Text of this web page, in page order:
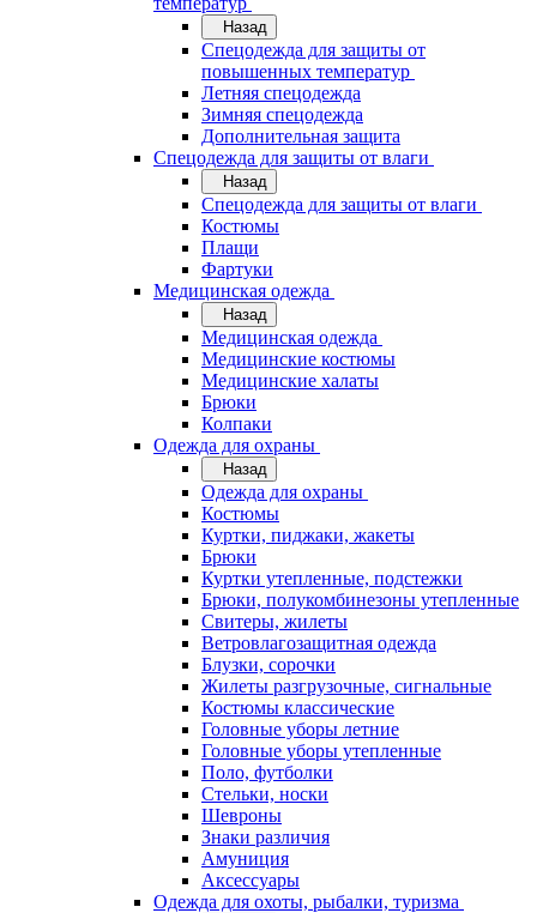
Назад
Спецодежда для защиты от
повышенных температур
Летняя спецодежда
Зимняя спецодежда
Дополнительная защита
Спецодежда для защиты от влаги
Назад
Спецодежда для защиты от влаги
Костюмы
Плащи
Фартуки
Медицинская одежда
Назад
Медицинская одежда
Медицинские костюмы
Медицинские халаты
Брюки
Колпаки
Одежда для охраны
Назад
Одежда для охраны
Костюмы
Куртки, пиджаки, жакеты
Брюки
Куртки утепленные, подстежки
Брюки, полукомбинезоны утепленные
Свитеры, жилеты
Ветровлагозащитная одежда
Блузки, сорочки
Жилеты разгрузочные, сигнальные
Костюмы классические
Головные уборы летние
Головные уборы утепленные
Поло, футболки
Стельки, носки
Шевроны
Знаки различия
Амуниция
Аксессуары
Одежда для охоты, рыбалки, туризма